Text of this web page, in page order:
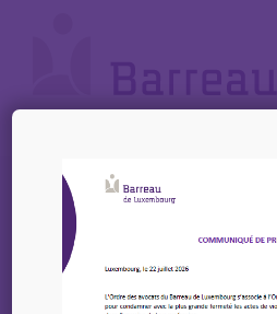
Accueil News
/
Passerell asbl – Invitation formations